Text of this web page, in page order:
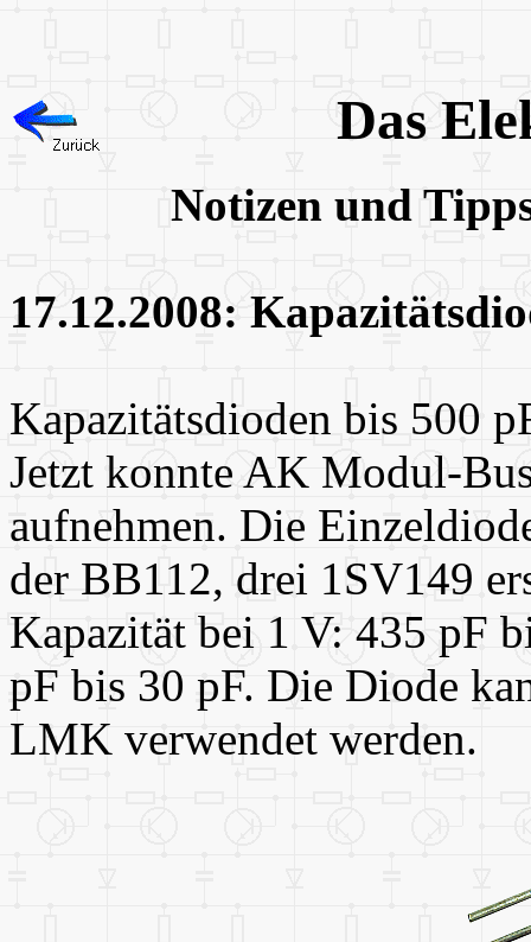
Das
Notizen und
17.12.2008:
Kapazitätsdioden bis 500
Jetzt konnte AK Modul-
aufnehmen. Die
der BB112, drei 1SV149
Kapazität bei 1 V: 435 pF
pF bis 30 pF. Die Diode
LMK verwendet werden.